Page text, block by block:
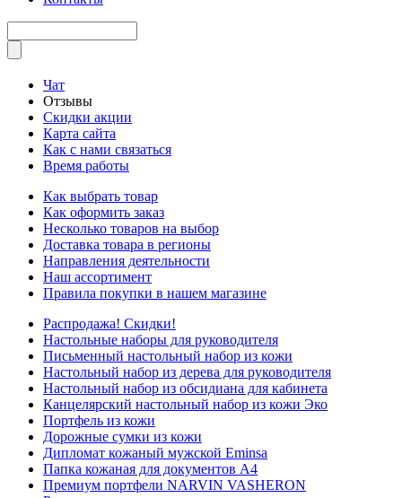
Чат
Отзывы
Скидки акции
Карта сайта
Как с нами связаться
Время работы
Как выбрать товар
Как оформить заказ
Несколько товаров на выбор
Доставка товара в регионы
Направления деятельности
Наш ассортимент
Правила покупки в нашем магазине
Распродажа! Скидки!
Настольные наборы для руководителя
Письменный настольный набор из кожи
Настольный набор из дерева для руководителя
Настольный набор из обсидиана для кабинета
Канцелярский настольный набор из кожи Эко
Портфель из кожи
Дорожные сумки из кожи
Дипломат кожаный мужской Eminsa
Папка кожаная для документов А4
Премиум портфели NARVIN VASHERON